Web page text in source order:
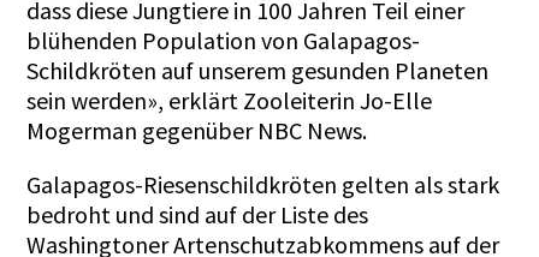
dass diese Jungtiere in 100 Jahren Teil einer
blühenden Population von Galapagos-
Schildkröten auf unserem gesunden Planeten
sein werden», erklärt Zooleiterin Jo-Elle
Mogerman gegenüber NBC News.
Galapagos-Riesenschildkröten gelten als stark
bedroht und sind auf der Liste des
Washingtoner Artenschutzabkommens auf der